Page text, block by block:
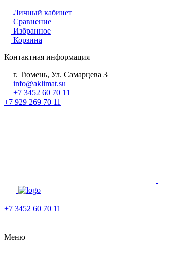
Личный кабинет
Сравнение
Избранное
Корзина
Контактная информация
г. Тюмень, Ул. Самарцева 3
info@aklimat.su
+7 3452 60 70 11
+7 929 269 70 11
+7 3452 60 70 11
Меню